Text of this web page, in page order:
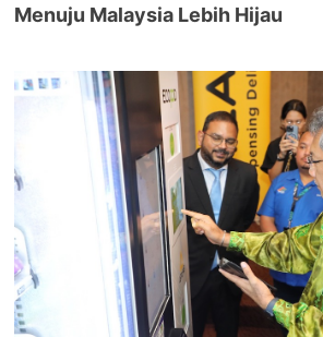
Menuju Malaysia Lebih Hijau